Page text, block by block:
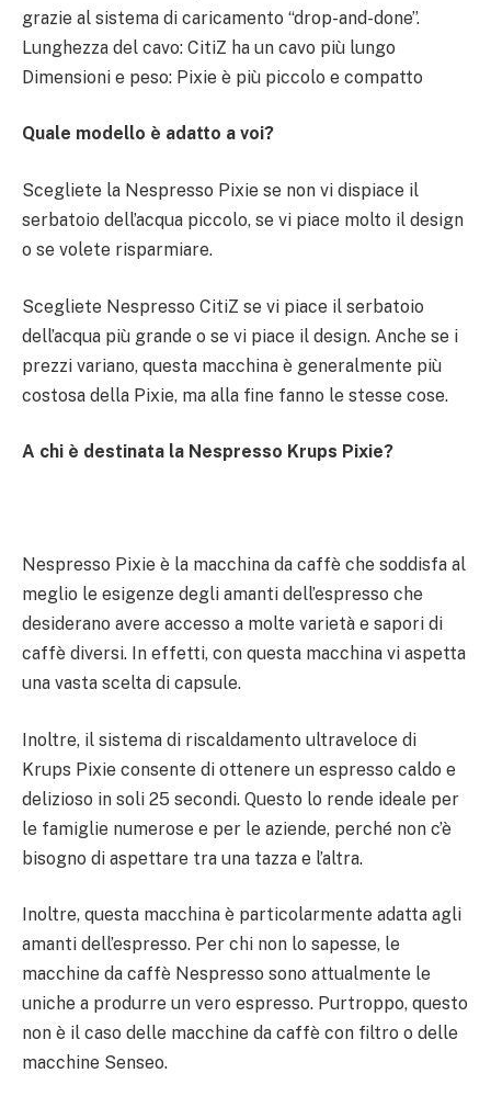
grazie al sistema di caricamento “drop-and-done”.
Lunghezza del cavo: CitiZ ha un cavo più lungo
Dimensioni e peso: Pixie è più piccolo e compatto
Quale modello è adatto a voi?
Scegliete la Nespresso Pixie se non vi dispiace il
serbatoio dell’acqua piccolo, se vi piace molto il design
o se volete risparmiare.
Scegliete Nespresso CitiZ se vi piace il serbatoio
dell’acqua più grande o se vi piace il design. Anche se i
prezzi variano, questa macchina è generalmente più
costosa della Pixie, ma alla fine fanno le stesse cose.
A chi è destinata la Nespresso Krups Pixie?
Nespresso Pixie è la macchina da caffè che soddisfa al
meglio le esigenze degli amanti dell’espresso che
desiderano avere accesso a molte varietà e sapori di
caffè diversi. In effetti, con questa macchina vi aspetta
una vasta scelta di capsule.
Inoltre, il sistema di riscaldamento ultraveloce di
Krups Pixie consente di ottenere un espresso caldo e
delizioso in soli 25 secondi. Questo lo rende ideale per
le famiglie numerose e per le aziende, perché non c’è
bisogno di aspettare tra una tazza e l’altra.
Inoltre, questa macchina è particolarmente adatta agli
amanti dell’espresso. Per chi non lo sapesse, le
macchine da caffè Nespresso sono attualmente le
uniche a produrre un vero espresso. Purtroppo, questo
non è il caso delle macchine da caffè con filtro o delle
macchine Senseo.